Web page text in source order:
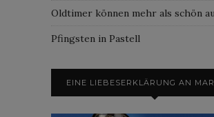
Oldtimer können mehr als schön
Pfingsten in Pastell
EINE LIEBESERKLÄRUNG AN